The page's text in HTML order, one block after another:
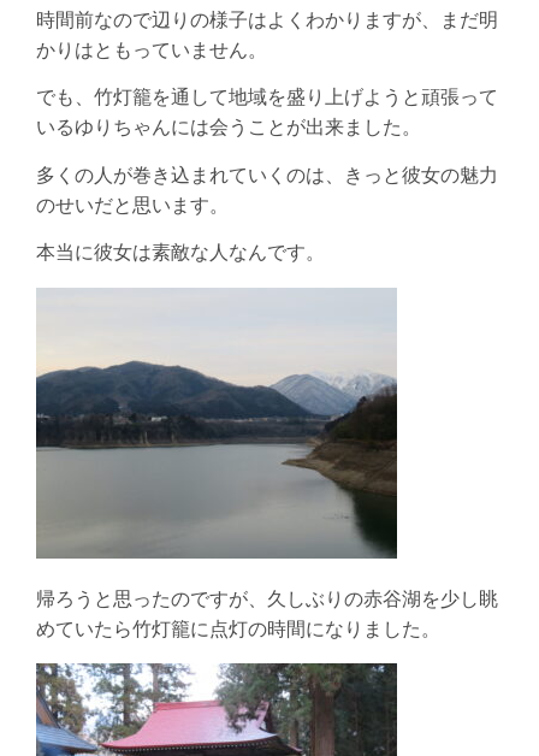
時間前なので辺りの様子はよくわかりますが、まだ明
かりはともっていません。
でも、竹灯籠を通して地域を盛り上げようと頑張って
いるゆりちゃんには会うことが出来ました。
多くの人が巻き込まれていくのは、きっと彼女の魅力
のせいだと思います。
本当に彼女は素敵な人なんです。
帰ろうと思ったのですが、久しぶりの赤谷湖を少し眺
めていたら竹灯籠に点灯の時間になりました。